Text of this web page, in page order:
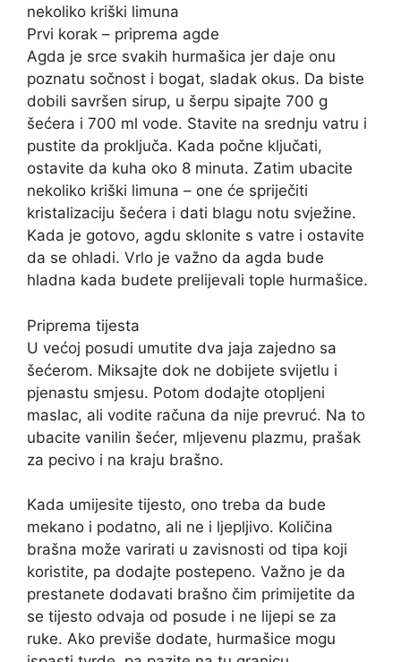
nekoliko kriški limuna
Prvi korak – priprema agde
Agda je srce svakih hurmašica jer daje onu
poznatu sočnost i bogat, sladak okus. Da biste
dobili savršen sirup, u šerpu sipajte 700 g
šećera i 700 ml vode. Stavite na srednju vatru i
pustite da proključa. Kada počne ključati,
ostavite da kuha oko 8 minuta. Zatim ubacite
nekoliko kriški limuna – one će spriječiti
kristalizaciju šećera i dati blagu notu svježine.
Kada je gotovo, agdu sklonite s vatre i ostavite
da se ohladi. Vrlo je važno da agda bude
hladna kada budete prelijevali tople hurmašice.
Priprema tijesta
U većoj posudi umutite dva jaja zajedno sa
šećerom. Miksajte dok ne dobijete svijetlu i
pjenastu smjesu. Potom dodajte otopljeni
maslac, ali vodite računa da nije prevruć. Na to
ubacite vanilin šećer, mljevenu plazmu, prašak
za pecivo i na kraju brašno.
Kada umijesite tijesto, ono treba da bude
mekano i podatno, ali ne i ljepljivo. Količina
brašna može varirati u zavisnosti od tipa koji
koristite, pa dodajte postepeno. Važno je da
prestanete dodavati brašno čim primijetite da
se tijesto odvaja od posude i ne lijepi se za
ruke. Ako previše dodate, hurmašice mogu